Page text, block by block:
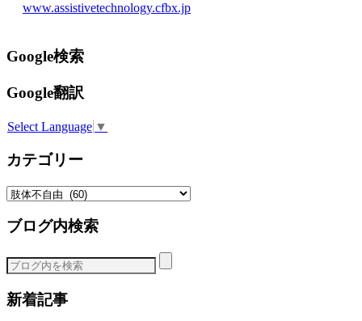
www.assistivetechnology.cfbx.jp
Google検索
Google翻訳
Select Language ▼
カテゴリー
カ
ゴ
ー
ブログ内検索
新着記事